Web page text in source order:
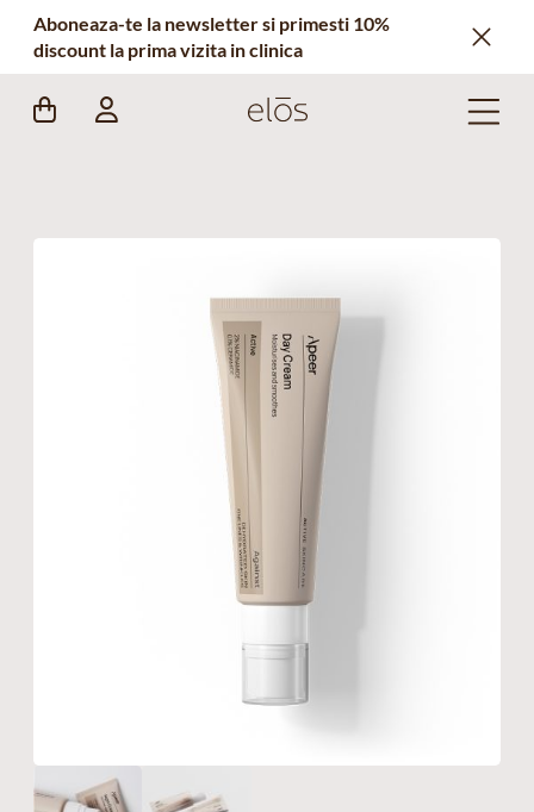
Aboneaza-te la newsletter si primesti 10%
discount la prima vizita in clinica